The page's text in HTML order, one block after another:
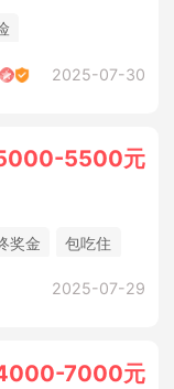
2025-07-30
5500元
奖金
包吃住
2025-07-29
7000元